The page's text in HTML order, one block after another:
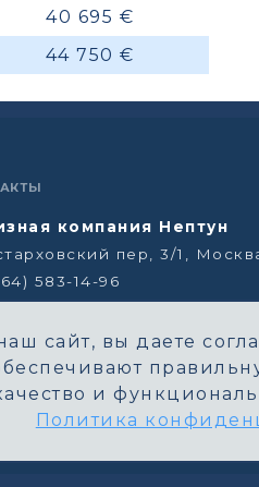
40 695 €
44 750 €
компания Нептун
пер, 3/1,
583-14-96
Круизная компания Нептун.
сайт, вы даете
и
Политика